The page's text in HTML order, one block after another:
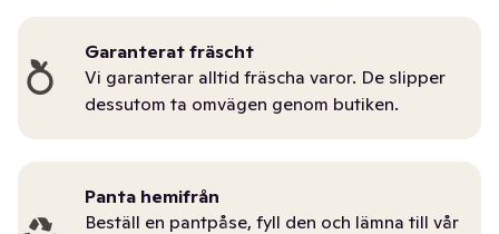
Garanterat fräscht
Vi garanterar alltid fräscha varor. De slipper
dessutom ta omvägen genom butiken.
Panta hemifrån
Beställ en pantpåse, fyll den och lämna till vår